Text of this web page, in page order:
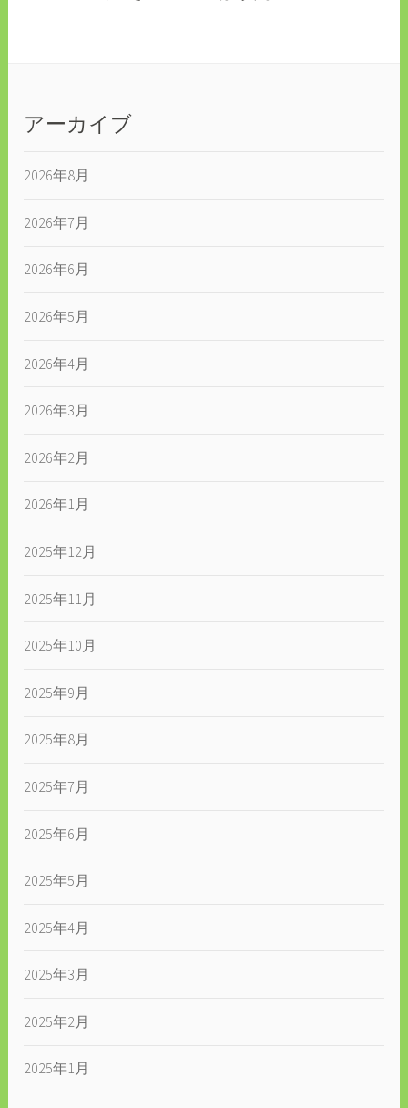
アーカイブ
2026年8月
2026年7月
2026年6月
2026年5月
2026年4月
2026年3月
2026年2月
2026年1月
2025年12月
2025年11月
2025年10月
2025年9月
2025年8月
2025年7月
2025年6月
2025年5月
2025年4月
2025年3月
2025年2月
2025年1月